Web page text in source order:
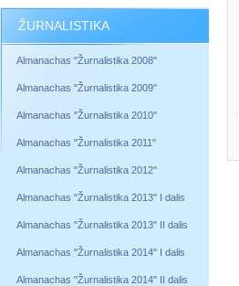
ŽURNALISTIKA
Almanachas "Žurnalistika 2008"
Almanachas "Žurnalistika 2009"
Almanachas "Žurnalistika 2010"
Almanachas "Žurnalistika 2011"
Almanachas "Žurnalistika 2012"
Almanachas "Žurnalistika 2013" I dalis
Almanachas "Žurnalistika 2013" II dalis
Almanachas "Žurnalistika 2014" I dalis
Almanachas "Žurnalistika 2014" II dalis